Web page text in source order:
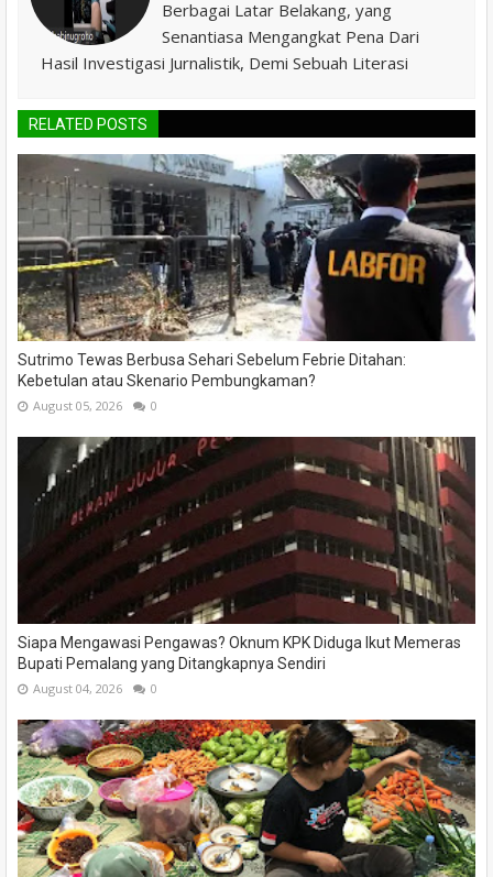
Berbagai Latar Belakang, yang
Senantiasa Mengangkat Pena Dari
Hasil Investigasi Jurnalistik, Demi Sebuah Literasi
RELATED POSTS
Sutrimo Tewas Berbusa Sehari Sebelum Febrie Ditahan:
Kebetulan atau Skenario Pembungkaman?
August 05, 2026 0
Siapa Mengawasi Pengawas? Oknum KPK Diduga Ikut Memeras
Bupati Pemalang yang Ditangkapnya Sendiri
August 04, 2026 0